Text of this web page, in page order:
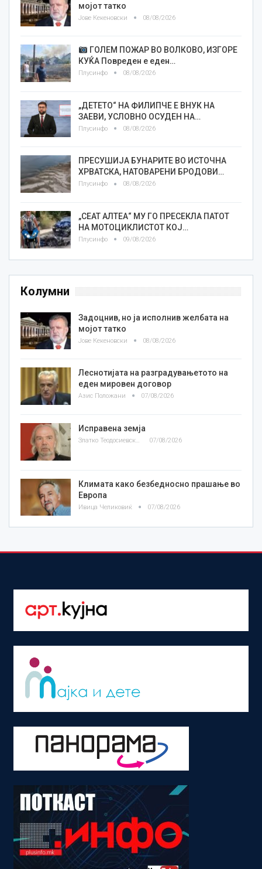
мојот татко
Јове Кекеновски 08/08/2026
ГОЛЕМ ПОЖАР ВО ВОЛКОВО, ИЗГОРЕ
КУЌА Повреден е еден…
Плусинфо 08/08/2026
„ДЕТЕТО“ НА ФИЛИПЧЕ Е ВНУК НА
ЗАЕВИ, УСЛОВНО ОСУДЕН НА…
Плусинфо 08/08/2026
ПРЕСУШИЈА БУНАРИТЕ ВО ИСТОЧНА
ХРВАТСКА, НАТОВАРЕНИ БРОДОВИ…
Плусинфо 08/08/2026
„СЕАТ АЛТЕА“ МУ ГО ПРЕСЕКЛА ПАТОТ
НА МОТОЦИКЛИСТОТ КОЈ…
Плусинфо 09/08/2026
Колумни
Задоцнив, но ја исполнив желбата на
мојот татко
Јове Кекеновски 08/08/2026
Леснотијата на разградувањетото на
еден мировен договор
Азис Положани 07/08/2026
Исправена земја
Златко Теодосиевски 07/08/2026
Климата како безбедносно прашање во
Европа
Ивица Челиковиќ 07/08/2026